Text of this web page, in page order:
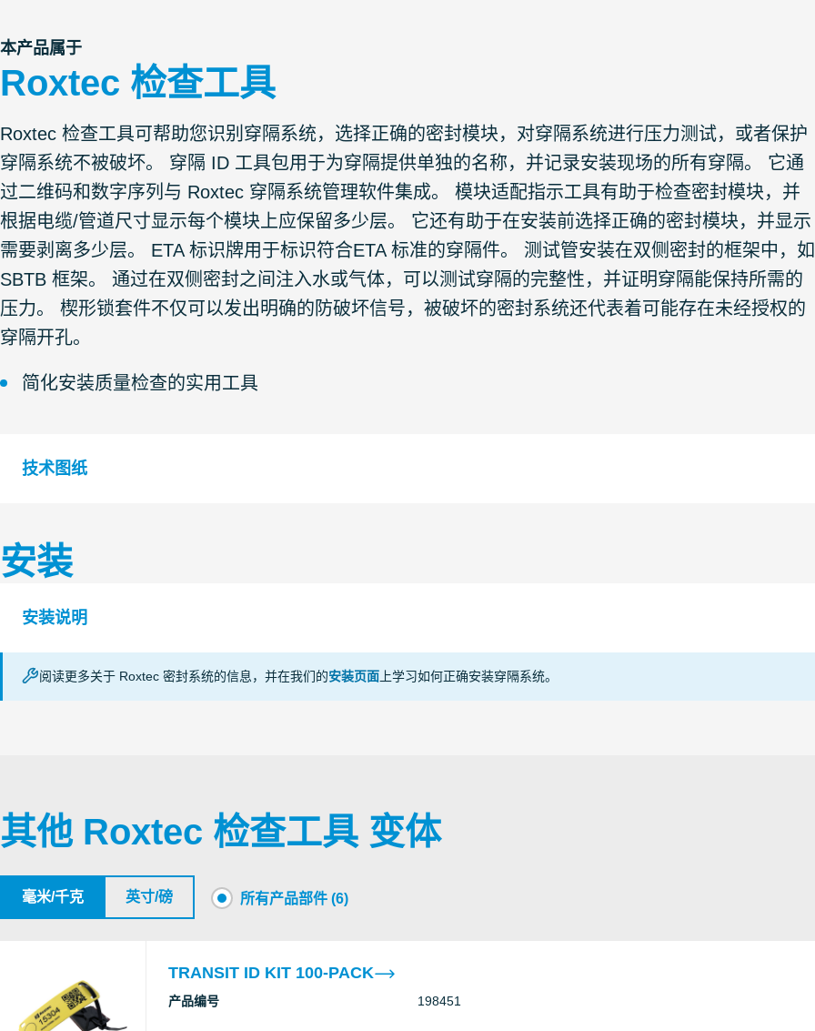
本产品属于
Roxtec 检查工具
Roxtec 检查工具可帮助您识别穿隔系统，选择正确的密封模块，对穿隔系统进行压力测试，或者保护
穿隔系统不被破坏。 穿隔 ID 工具包用于为穿隔提供单独的名称，并记录安装现场的所有穿隔。 它通
过二维码和数字序列与 Roxtec 穿隔系统管理软件集成。 模块适配指示工具有助于检查密封模块，并
根据电缆/管道尺寸显示每个模块上应保留多少层。 它还有助于在安装前选择正确的密封模块，并显示
需要剥离多少层。 ETA 标识牌用于标识符合ETA 标准的穿隔件。 测试管安装在双侧密封的框架中，如
SBTB 框架。 通过在双侧密封之间注入水或气体，可以测试穿隔的完整性，并证明穿隔能保持所需的
压力。 楔形锁套件不仅可以发出明确的防破坏信号，被破坏的密封系统还代表着可能存在未经授权的
穿隔开孔。
简化安装质量检查的实用工具
技术图纸
S1576345 ROXTEC TOOLS IDENTIFICATION PLATE ETA
S1579971 ROXTEC TOOLS ROXTEC ADAPTION INDICATOR
S1532671 ROXTEC TOOLS ROXTEC TRANSIT ID KIT
安装
安装说明
WEDGE LOCK (en)
阅读更多关于 Roxtec 密封系统的信息，并在我们的安装页面 上学习如何正确安装穿隔系统。
其他 Roxtec 检查工具 变体
毫米/千克 英寸/磅 所有产品部件 (6)
TRANSIT ID KIT 100-PACK
产品编号 198451